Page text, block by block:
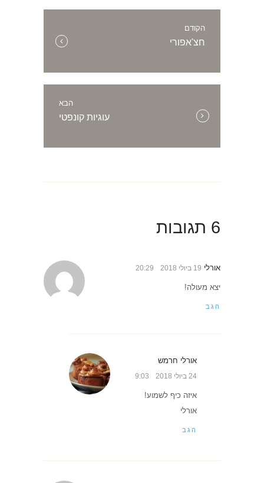
הקודם
הקודם:
חצ'אפורי
הבא
עוגיות קונפטי
6 תגובות
אורלי 19 ביולי 2018 20:29
יצא מעולה!
הגב
אורלי חרמש
24 ביולי 2018 9:03
איזה כיף לשמוע!
אורלי
הגב